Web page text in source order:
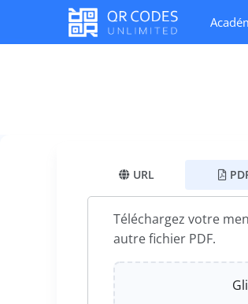
URL
Téléchargez votre
autre fichier PDF.